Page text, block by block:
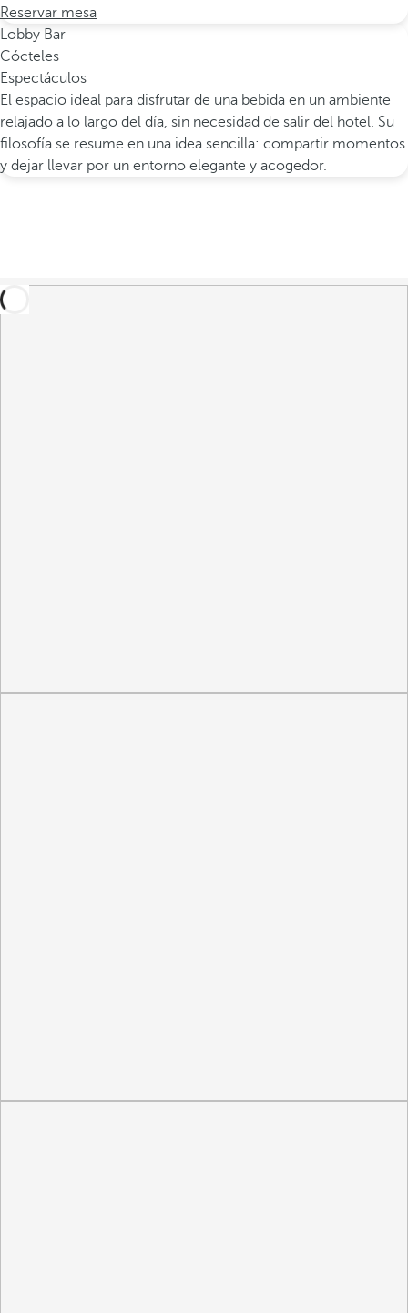
Reservar mesa
Lobby Bar
Cócteles
Espectáculos
El espacio ideal para disfrutar de una bebida en un ambiente
relajado a lo largo del día, sin necesidad de salir del hotel. Su
filosofía se resume en una idea sencilla: compartir momentos
y dejar llevar por un entorno elegante y acogedor.